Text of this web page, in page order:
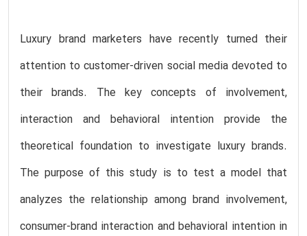
Luxury brand marketers have recently turned their
attention to customer-driven social media devoted to
their brands. The key concepts of involvement,
interaction and behavioral intention provide the
theoretical foundation to investigate luxury brands.
The purpose of this study is to test a model that
analyzes the relationship among brand involvement,
consumer-brand interaction and behavioral intention in